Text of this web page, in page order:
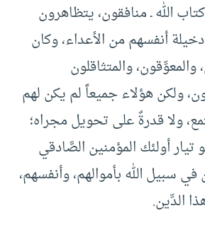
الله ـ منافقون، يتظاهرون
أنفسهم من الأعداء، وكان
والمتثاقلون
ولكن هؤلاء جميعاً لم يكن لهم
ولا قدرةٌ على تحويل مجراه؛
تيار أولئك المؤمنين الصَّادقي
في سبيل الله بأموالهم، وأنفسهم،
الدِّين.